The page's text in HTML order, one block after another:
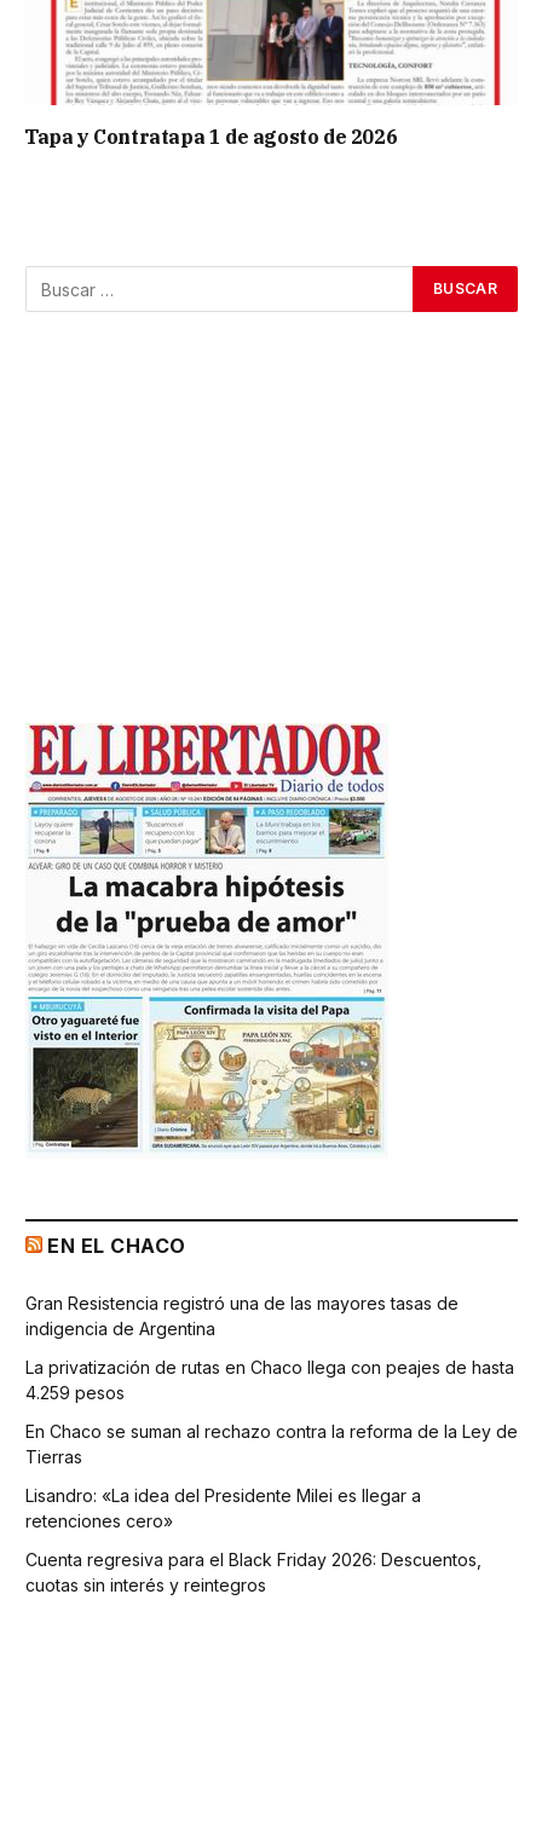
Tapa y Contratapa 1 de agosto de 2026
EN EL CHACO
Gran Resistencia registró una de las mayores tasas de
indigencia de Argentina
La privatización de rutas en Chaco llega con peajes de hasta
4.259 pesos
En Chaco se suman al rechazo contra la reforma de la Ley de
Tierras
Lisandro: «La idea del Presidente Milei es llegar a
retenciones cero»
Cuenta regresiva para el Black Friday 2026: Descuentos,
cuotas sin interés y reintegros